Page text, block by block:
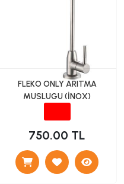
FLEKO ONLY ARITMA
MUSLUGU (İNOX)
750.00 TL